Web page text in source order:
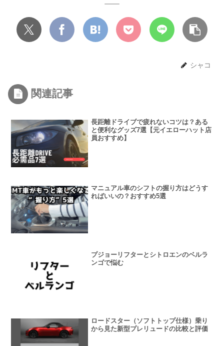
シャコ
関連記事
長距離ドライブで疲れないコツは？ある
と便利なグッズ7選【元イエローハット店
員おすすめ】
マニュアル車のシフトの握り方はどうす
ればいいの？おすすめ5選
プジョーリフターとシトロエンのベルラ
ンゴで悩む
ロードスター（ソフトトップ仕様）乗り
から見た新型プレリュードの比較と評価